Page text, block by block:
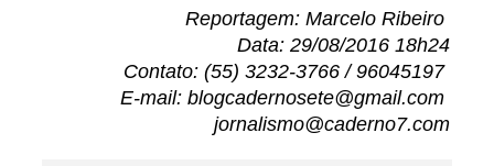
Reportagem: Marcelo Ribeiro
Data: 29/08/2016 18h24
Contato: (55) 3232-3766 / 96045197
E-mail: blogcadernosete@gmail.com
jornalismo@caderno7.com